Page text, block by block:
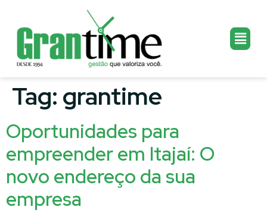
Tag: grantime
Oportunidades para
empreender em Itajaí: O
novo endereço da sua
empresa